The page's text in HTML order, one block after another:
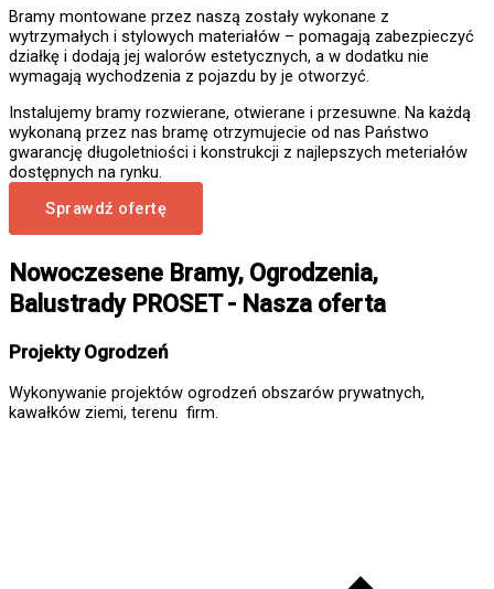
Bramy montowane przez naszą zostały wykonane z
wytrzymałych i stylowych materiałów – pomagają zabezpieczyć
działkę i dodają jej walorów estetycznych, a w dodatku nie
wymagają wychodzenia z pojazdu by je otworzyć.
Instalujemy bramy rozwierane, otwierane i przesuwne. Na każdą
wykonaną przez nas bramę otrzymujecie od nas Państwo
gwarancję długoletniości i konstrukcji z najlepszych meteriałów
dostępnych na rynku.
Sprawdź ofertę
Nowoczesene Bramy, Ogrodzenia,
Balustrady PROSET - Nasza oferta
Projekty Ogrodzeń
Wykonywanie projektów ogrodzeń obszarów prywatnych,
kawałków ziemi, terenu firm.